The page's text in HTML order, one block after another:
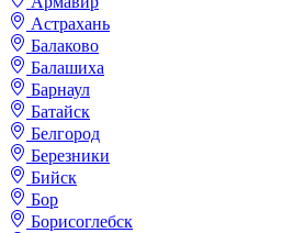
Астрахань
Балаково
Балашиха
Барнаул
Батайск
Белгород
Березники
Бийск
Бор
Борисоглебск